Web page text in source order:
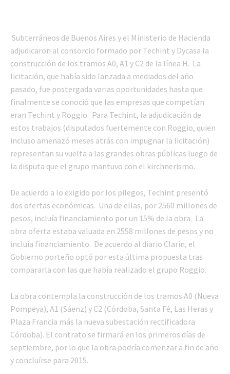
Subterráneos de Buenos Aires y el Ministerio de Hacienda
adjudicaron al consorcio formado por Techint y Dycasa la
construcción de los tramos A0, A1 y C2 de la línea H. La
licitación, que había sido lanzada a mediados del año
pasado, fue postergada varias oportunidades hasta que
finalmente se conoció que las empresas que competían
eran Techint y Roggio. Para Techint, la adjudicación de
estos trabajos (disputados fuertemente con Roggio, quien
incluso amenazó meses atrás con impugnar la licitación)
representan su vuelta a las grandes obras públicas luego de
la disputa que el grupo mantuvo con el kirchnerismo.
De acuerdo a lo exigido por los pilegos, Techint presentó
dos ofertas económicas. Una de ellas, por 2560 millones de
pesos, incluía financiamiento por un 15% de la obra. La
obra oferta estaba valuada en 2558 millones de pesos y no
incluía financiamiento. De acuerdo al diario Clarín, el
Gobierno porteño optó por esta última propuesta tras
compararla con las que había realizado el grupo Roggio.
La obra contempla la construcción de los tramos A0 (Nueva
Pompeya), A1 (Sáenz) y C2 (Córdoba, Santa Fé, Las Heras y
Plaza Francia más la nueva subestación rectificadora
Córdoba). El contrato se firmará en los primeros días de
septiembre, por lo que la obra podría comenzar a fin de año
y concluírse para 2015.